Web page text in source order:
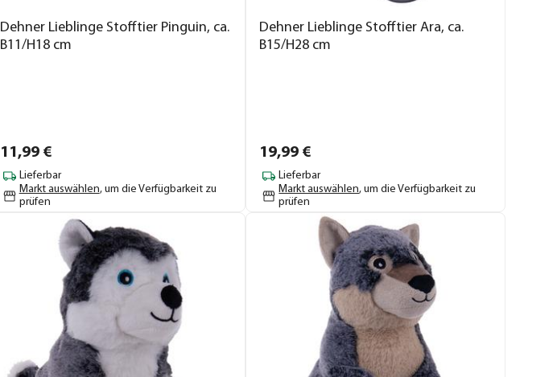
Dehner Lieblinge Stofftier Pinguin, ca.
B11/H18 cm
11,99€
Lieferbar
Markt auswählen, um die Verfügbarkeit zu
prüfen
Dehner Lieblinge Stofftier Ara, ca.
B15/H28 cm
19,99 €
Lieferbar
Markt auswählen, um die Verfügbarkeit zu
prüfen